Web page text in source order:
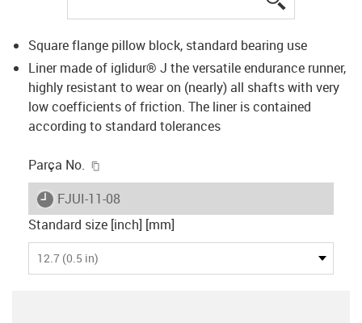
Square flange pillow block, standard bearing use
Liner made of iglidur® J the versatile endurance runner,
highly resistant to wear on (nearly) all shafts with very
low coefficients of friction. The liner is contained
according to standard tolerances
Parça No.
igus-icon-lieferzeit
FJUI-11-08
Standard size [inch] [mm]
12.7 (0.5 in)